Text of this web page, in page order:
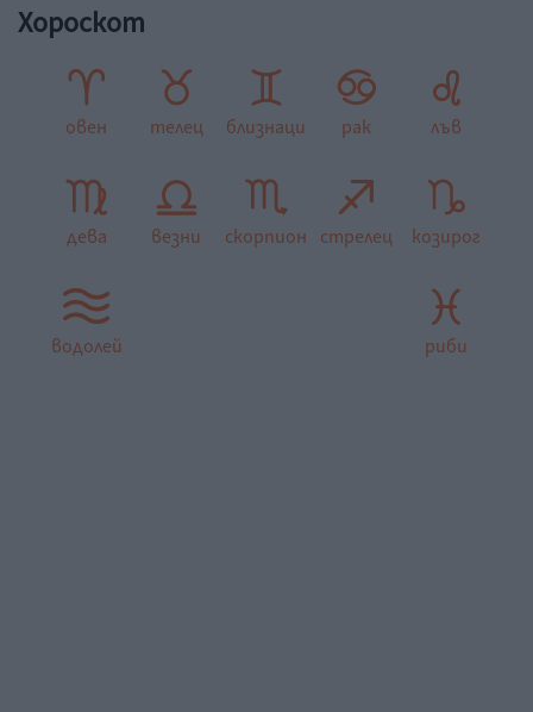
Хороскот
овен телец близнаци рак лъв
дева везни скорпион стрелец козирог
водолей риби